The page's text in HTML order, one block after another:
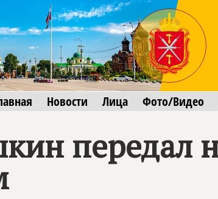
Новости Лица Фото/Видео
передал